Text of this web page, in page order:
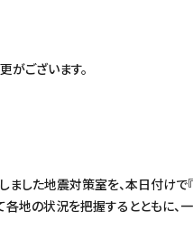
ございます。
した地震対策室を、本日付けで
各地の状況を把握するとともに